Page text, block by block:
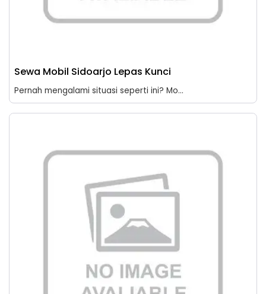
Sewa Mobil Sidoarjo Lepas Kunci
Pernah mengalami situasi seperti ini? Mo...